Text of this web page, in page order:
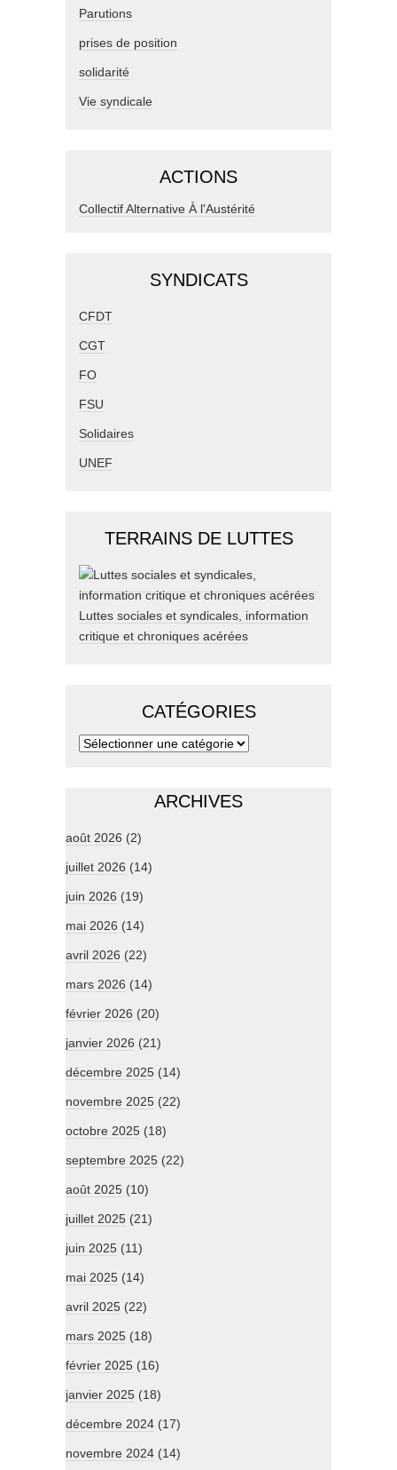
Parutions
prises de position
solidarité
Vie syndicale
ACTIONS
Collectif Alternative À l'Austérité
SYNDICATS
CFDT
CGT
FO
FSU
Solidaires
UNEF
TERRAINS DE LUTTES
Luttes sociales et syndicales, information
critique et chroniques acérées
CATÉGORIES
ARCHIVES
août 2026 (2)
juillet 2026 (14)
juin 2026 (19)
mai 2026 (14)
avril 2026 (22)
mars 2026 (14)
février 2026 (20)
janvier 2026 (21)
décembre 2025 (14)
novembre 2025 (22)
octobre 2025 (18)
septembre 2025 (22)
août 2025 (10)
juillet 2025 (21)
juin 2025 (11)
mai 2025 (14)
avril 2025 (22)
mars 2025 (18)
février 2025 (16)
janvier 2025 (18)
décembre 2024 (17)
novembre 2024 (14)